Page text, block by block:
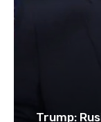
Trump: